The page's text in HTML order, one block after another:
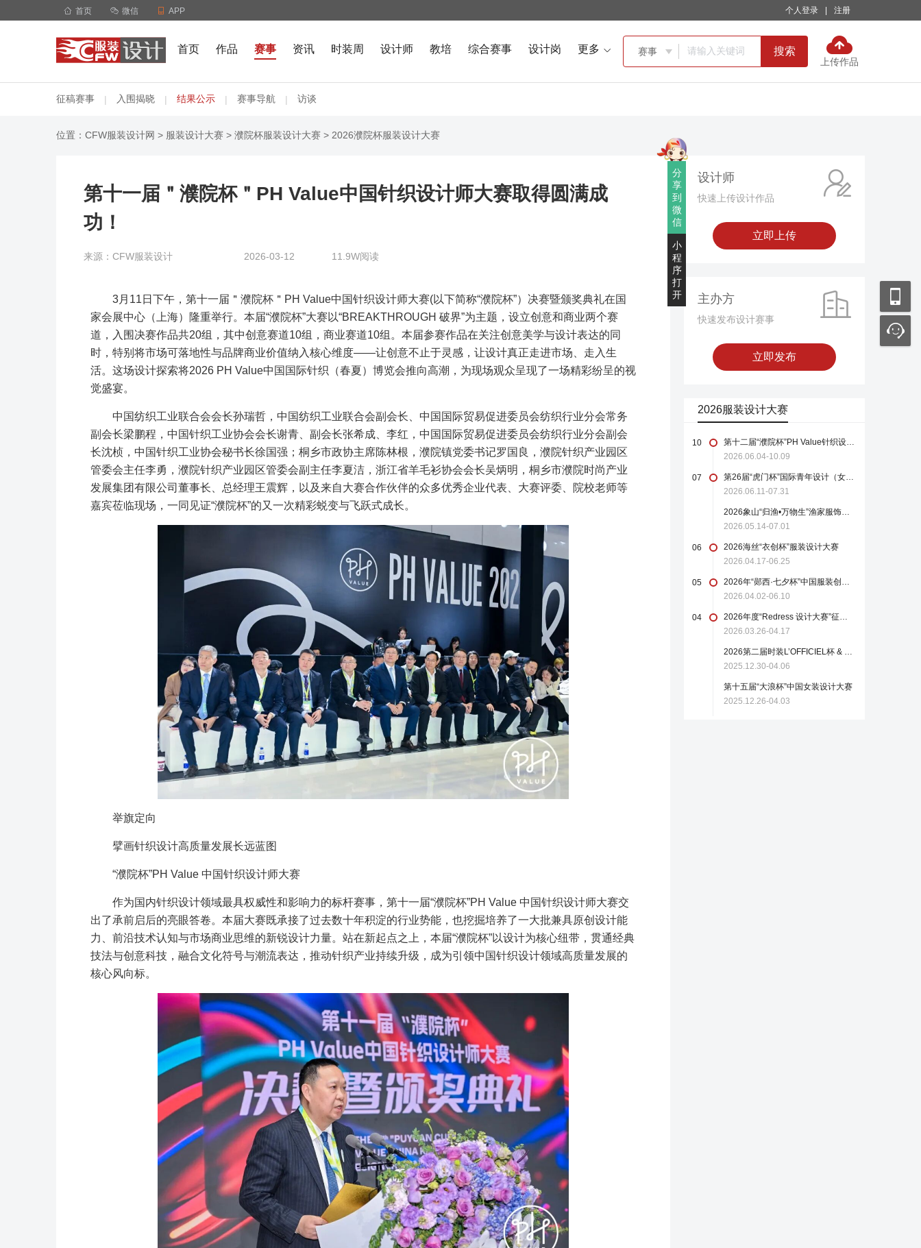
 首页  微信  APP 个人登录 注册
首页 作品 赛事 资讯 时装周 设计师 教培 综合赛事 设计岗 更多  赛事  搜索
上传作品
征稿赛事 | 入围揭晓 | 结果公示 | 赛事导航 | 访谈
位置： CFW服装设计网 > 服装设计大赛 > 濮院杯服装设计大赛 > 2026濮院杯服装设计大赛
分
享
到
微
信
小
程
序
打
开
第十一届＂濮院杯＂PH Value中国针织设计师大赛取得圆满成
功！
来源：CFW服装设计 2026-03-12 11.9W阅读
3月11日下午，第十一届＂濮院杯＂PH Value中国针织设计师大赛(以下简称“濮院杯”）决赛暨颁奖典礼在国
家会展中心（上海）隆重举行。本届“濮院杯”大赛以“BREAKTHROUGH 破界”为主题，设立创意和商业两个赛
道，入围决赛作品共20组，其中创意赛道10组，商业赛道10组。本届参赛作品在关注创意美学与设计表达的同
时，特别将市场可落地性与品牌商业价值纳入核心维度——让创意不止于灵感，让设计真正走进市场、走入生
活。这场设计探索将2026 PH Value中国国际针织（春夏）博览会推向高潮，为现场观众呈现了一场精彩纷呈的视
觉盛宴。
中国纺织工业联合会会长孙瑞哲，中国纺织工业联合会副会长、中国国际贸易促进委员会纺织行业分会常务
副会长梁鹏程，中国针织工业协会会长谢青、副会长张希成、李红，中国国际贸易促进委员会纺织行业分会副会
长沈桢，中国针织工业协会秘书长徐国强；桐乡市政协主席陈林根，濮院镇党委书记罗国良，濮院针织产业园区
管委会主任李勇，濮院针织产业园区管委会副主任李夏洁，浙江省羊毛衫协会会长吴炳明，桐乡市濮院时尚产业
发展集团有限公司董事长、总经理王震辉，以及来自大赛合作伙伴的众多优秀企业代表、大赛评委、院校老师等
嘉宾莅临现场，一同见证“濮院杯”的又一次精彩蜕变与飞跃式成长。
举旗定向
擘画针织设计高质量发展长远蓝图
“濮院杯”PH Value 中国针织设计师大赛
作为国内针织设计领域最具权威性和影响力的标杆赛事，第十一届“濮院杯”PH Value 中国针织设计师大赛交
出了承前启后的亮眼答卷。本届大赛既承接了过去数十年积淀的行业势能，也挖掘培养了一大批兼具原创设计能
力、前沿技术认知与市场商业思维的新锐设计力量。站在新起点之上，本届“濮院杯”以设计为核心纽带，贯通经典
技法与创意科技，融合文化符号与潮流表达，推动针织产业持续升级，成为引领中国针织设计领域高质量发展的
核心风向标。
设计师
快速上传设计作品
立即上传
主办方
快速发布设计赛事
立即发布
2026服装设计大赛
10
第十二届“濮院杯”PH Value针织设计师大赛
2026.06.04-10.09
07
第26届“虎门杯”国际青年设计（女装）大赛
2026.06.11-07.31
2026象山“归渔•万物生”渔家服饰设计大赛
2026.05.14-07.01
06
2026海丝“衣创杯”服装设计大赛
2026.04.17-06.25
05
2026年“郧西·七夕杯”中国服装创新设计大赛
2026.04.02-06.10
04
2026年度“Redress 设计大赛”征稿启事
2026.03.26-04.17
2026第二届时装L’OFFICIEL杯 & 中国轻纺城国际设计大师赛
2025.12.30-04.06
第十五届“大浪杯”中国女装设计大赛
2025.12.26-04.03